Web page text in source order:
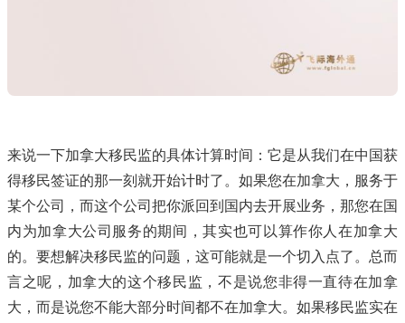
来说一下加拿大移民监的具体计算时间：它是从我们在中国获
得移民签证的那一刻就开始计时了。如果您在加拿大，服务于
某个公司，而这个公司把你派回到国内去开展业务，那您在国
内为加拿大公司服务的期间，其实也可以算作你人在加拿大
的。要想解决移民监的问题，这可能就是一个切入点了。总而
言之呢，加拿大的这个移民监，不是说您非得一直待在加拿
大，而是说您不能大部分时间都不在加拿大。如果移民监实在